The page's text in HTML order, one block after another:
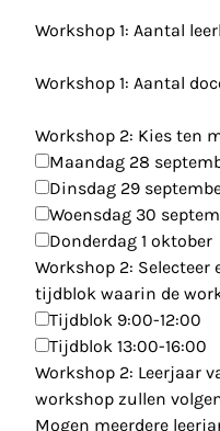
Workshop 1: Aantal
Workshop 1: Aantal
Workshop 2: Kies ten
Maandag 28
Dinsdag 29
Woensdag 30
Donderdag 1 oktober
Workshop 2: Selecteer
tijdblok waarin de
Tijdblok 9:00-12:00
Tijdblok 13:00-16:00
Workshop 2: Leerjaar
workshop zullen
Mogen meerdere